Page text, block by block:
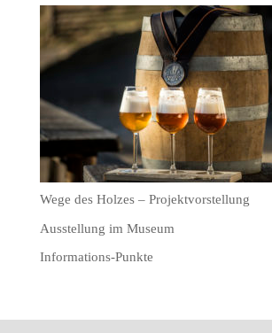
Wege des Holzes – Projektvorstellung
Ausstellung im Museum
Informations-Punkte